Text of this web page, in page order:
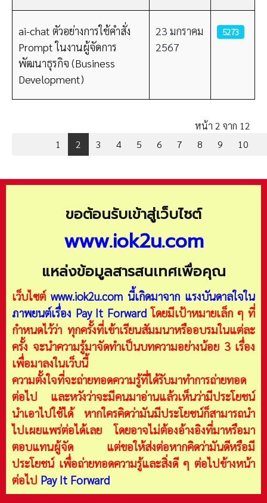
ai-chat ตัวอย่างการใช้คำสั่ง
Prompt ในงานผู้จัดการ
พัฒนาธุรกิจ (Business
Development)
23 มกราคม
2567
5273
หน้า 2 จาก 12
1
2 3 4 5 6 7 8 9 10
ขอต้อนรับเข้าสู่เว็บไซต์
www.iok2u.com
แหล่งข้อมูลสารสนเทศเพื่อคุณ
เว็บไซต์ www.iok2u.com นี้เกิดมาจาก แรงบันดาลใจใน
ภาพยนต์เรื่อง Pay It Forward โดยมีเป้าหมายเล็ก ๆ ที่
กำหนดไว้ว่า ทุกครั้งที่เข้าเรียนสัมมนาหรืออบรมในแต่ละ
ครั้ง จะนำความรู้มาจัดทำเป็นบทความอย่างน้อย 3 เรื่อง
เพื่อมาลงในเว็บนี้
ความตั้งใจที่จะถ่ายทอดความรู้ที่ได้รับมาทำการถ่ายทอด
ต่อไป และหวังว่าจะมีคนมาอ่านแล้วเห็นว่ามีประโยชน์
นำเอาไปใช้ได้ หากใครคิดว่ามันมีประโยชน์ก็สามารถนำ
ไปเผยแพร่ต่อได้เลย โดยอาจไม่ต้องอ้างอิงที่มาหรือมา
ตอบแทนผู้จัด แต่ขอให้ส่งต่อหากคิดว่ามันดีหรือมี
ประโยชน์ เพื่อถ่ายทอดความรู้และสิ่งดี ๆ ต่อไปข้างหน้า
ต่อไป Pay It Forward